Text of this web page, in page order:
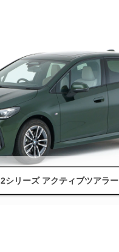
2シリーズ アクティブツアラー